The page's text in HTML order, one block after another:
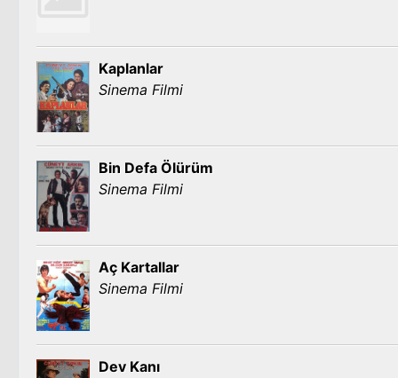
Kaplanlar
Sinema Filmi
Bin Defa Ölürüm
Sinema Filmi
Aç Kartallar
Sinema Filmi
Dev Kanı